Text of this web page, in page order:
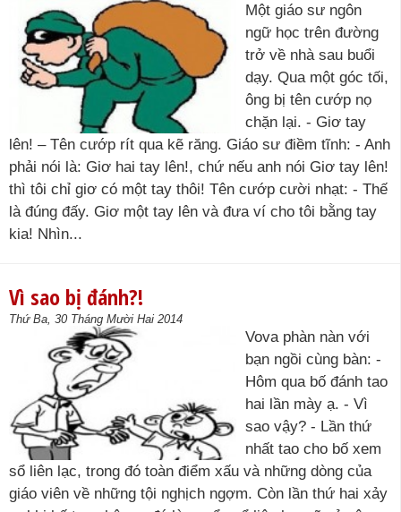
Một giáo sư ngôn
ngữ học trên đường
trở về nhà sau buổi
dạy. Qua một góc tối,
ông bị tên cướp nọ
chặn lại. - Giơ tay
lên! – Tên cướp rít qua kẽ răng. Giáo sư điềm tĩnh: - Anh
phải nói là: Giơ hai tay lên!, chứ nếu anh nói Giơ tay lên!
thì tôi chỉ giơ có một tay thôi! Tên cướp cười nhạt: - Thế
là đúng đấy. Giơ một tay lên và đưa ví cho tôi bằng tay
kia! Nhìn...
Vì sao bị đánh?!
Thứ Ba, 30 Tháng Mười Hai 2014
Vova phàn nàn với
bạn ngồi cùng bàn: -
Hôm qua bố đánh tao
hai lần mày ạ. - Vì
sao vậy? - Lần thứ
nhất tao cho bố xem
sổ liên lạc, trong đó toàn điểm xấu và những dòng của
giáo viên về những tội nghịch ngợm. Còn lần thứ hai xảy